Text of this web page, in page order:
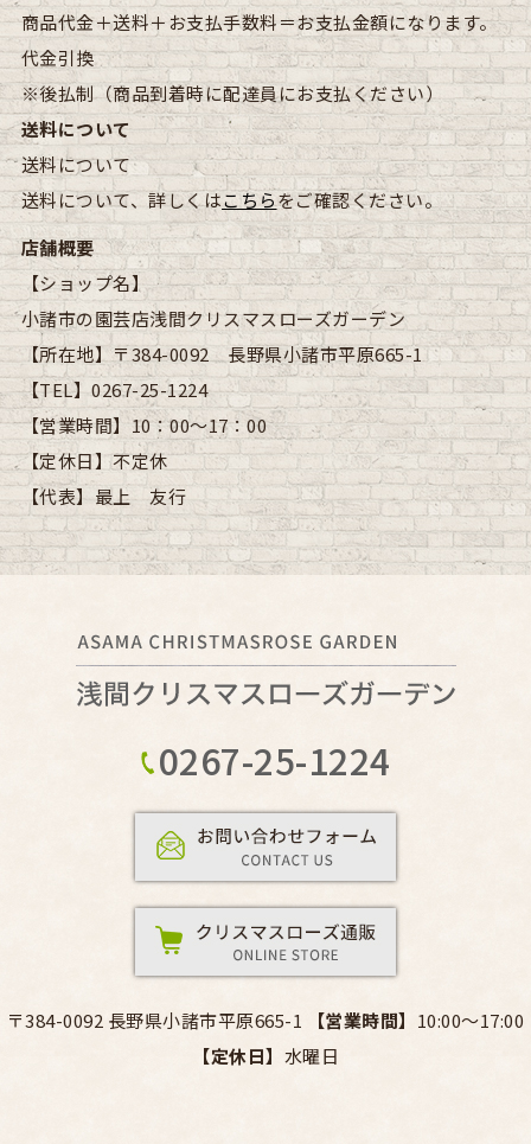
商品代金＋送料＋お支払手数料＝お支払金額になります。
代金引換
※後払制（商品到着時に配達員にお支払ください）
送料について
送料について
送料について、詳しくはこちらをご確認ください。
店舗概要
【ショップ名】
小諸市の園芸店浅間クリスマスローズガーデン
【所在地】 〒384-0092 長野県小諸市平原665-1
【TEL】0267-25-1224
【営業時間】10：00～17：00
【定休日】不定休
【代表】 最上 友行
0267-25-1224
〒384-0092 長野県小諸市平原665-1 【営業時間】 10:00～17:00
【定休日】 水曜日